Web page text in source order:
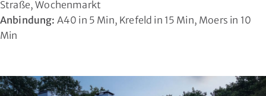
Straße, Wochenmarkt
Anbindung: A40 in 5 Min, Krefeld in 15 Min, Moers in 10
Min